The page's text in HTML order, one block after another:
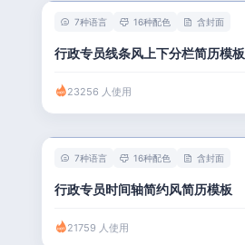
7种语言 16种配色 含封面
行政专员线条风上下分栏简历模板
23256 人使用
7种语言 16种配色 含封面
行政专员时间轴简约风简历模板
21759 人使用